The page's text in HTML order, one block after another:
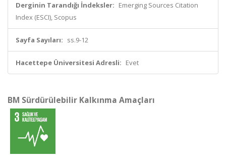
Derginin Tarandığı İndeksler: Emerging Sources Citation
Index (ESCI), Scopus
Sayfa Sayıları: ss.9-12
Hacettepe Üniversitesi Adresli: Evet
BM Sürdürülebilir Kalkınma Amaçları